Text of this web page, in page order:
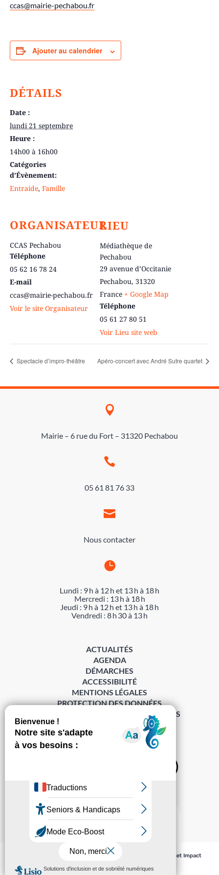
ccas@mairie-pechabou.fr
Ajouter au calendrier
DÉTAILS
Date :
lundi 21 septembre
Heure :
14h00 à 16h00
Catégories
d’Évènement:
Entraide, Famille
ORGANISATEUR
CCAS Pechabou
Téléphone
05 62 16 78 24
E-mail
ccas@mairie-pechabou.fr
Voir le site Organisateur
LIEU
Médiathèque de
Pechabou
29 avenue d’Occitanie
Pechabou, 31320
France + Google Map
Téléphone
05 61 27 80 51
Voir Lieu site web
Spectacle d’impro-théâtre Apéro-concert avec André Sutre quartet

Mairie – 6 rue du Fort – 31320 Pechabou

05 61 81 76 33

Nous contacter

Lundi : 9 h à 12 h et 13 h à 18 h
Mercredi : 13 h à 18 h
Jeudi : 9 h à 12 h et 13 h à 18 h
Vendredi : 8 h 30 à 13 h
S’abonner à la Gazette ›
ACTUALITÉS
AGENDA
DÉMARCHES
ACCESSIBILITÉ
MENTIONS LÉGALES
PROTECTION DES DONNÉES
POLITIQUE DE GESTION DES COOKIES
© Pechabou 2022 | Tous droits réservés – Conception
Cabinet Impact
Evolution